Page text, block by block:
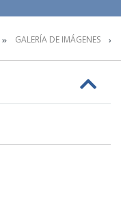
GALERÍA DE IMÁGENES